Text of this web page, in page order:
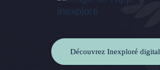
Découvrez Inexploré digital